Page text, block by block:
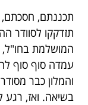
תכננתם, חסכתם,
תזדקקו לסוודר
המושלמת בחו"ל,
עמדה סוף סוף
והמלון כבר
בשיאה. ואז, רגע